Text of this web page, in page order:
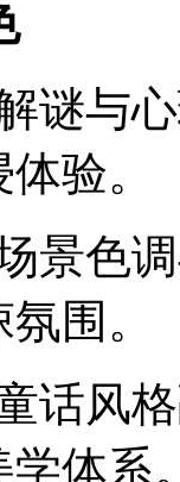
谜与
验。
景色
围。
话风
体系。